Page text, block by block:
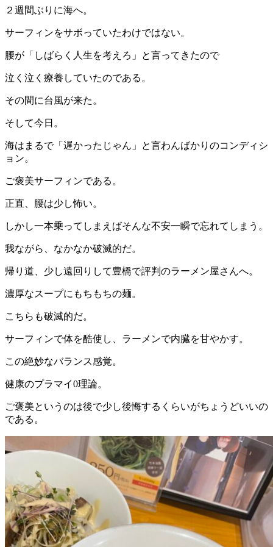
２週間ぶりに海へ。
サーフィンをサボっていたわけではない。
腰が「しばらく人生を考えろ」と言ってきたので
泣く泣く療養していたのである。
その間に台風が来た。
そして今日。
海はまるで「遅かったじゃん」と言わんばかりのコンディシ
ョン。
ご褒美サーフィンである。
正直、腰は少し怖い。
しかし一本乗ってしまえばそんな不安一瞬で忘れてしまう。
我ながら、なかなか破滅的だ。
帰り道、少し遠回りして豊橋で評判のラーメン屋さんへ。
濃厚なスープにもちもちの麺。
こちらも破滅的だ。
サーフィンで体を酷使し、ラーメンで内臓を甘やかす。
この絶妙なバランス感覚。
健康のプラマイ0理論。
ご褒美というのは後で少し後悔するくらいがちょうどいいの
である。